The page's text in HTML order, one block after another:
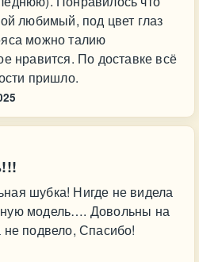
любимый, под цвет глаз
можно талию
нравится. По доставке всё
пришло.
шубка! Нигде не видела
модель…. Довольны на
не подвело, Спасибо!